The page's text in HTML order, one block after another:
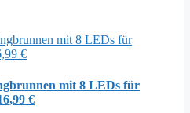
mit 8 LEDs für
€